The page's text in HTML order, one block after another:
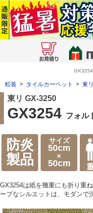
松装 > タイルカーペット > 東リ
東リ GX-3250
GX3254 フォル
防炎
製品
サイズ
50cm
×
50cm
GX3254は紙を幾重にも折り重
ープなシルエットは、モダンで